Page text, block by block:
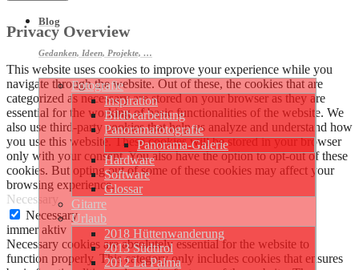
Blog
Gedanken, Ideen, Projekte, …
Fotografie
Inspiration
Bildbearbeitung
Panoramafotografie
Panorama-Galerie
Hardware
Software
Glossar
Gitarre
Urlaub
2018 Hüttenwanderung
2013 Südtirol
2012 La Palma
Privacy Overview
This website uses cookies to improve your experience while you
navigate through the website. Out of these, the cookies that are
categorized as necessary are stored on your browser as they are
essential for the working of basic functionalities of the website. We
also use third-party cookies that help us analyze and understand how
you use this website. These cookies will be stored in your browser
only with your consent. You also have the option to opt-out of these
cookies. But opting out of some of these cookies may affect your
browsing experience.
Necessary
Necessary
immer aktiv
Necessary cookies are absolutely essential for the website to
function properly. This category only includes cookies that ensures